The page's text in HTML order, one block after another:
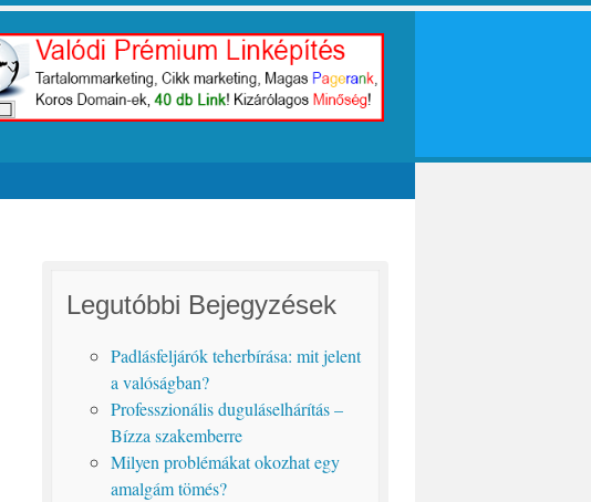
Legutóbbi Bejegyzések
Padlásfeljárók teherbírása: mit jelent
a valóságban?
Professzionális duguláselhárítás –
Bízza szakemberre
Milyen problémákat okozhat egy
amalgám tömés?